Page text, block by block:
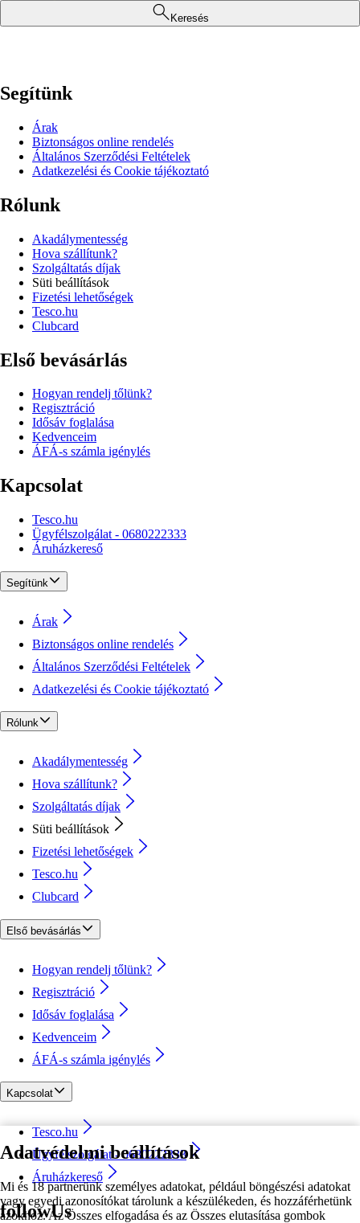
Adatvédelmi beállítások
Mi és 18 partnerünk személyes adatokat, például böngészési adatokat
vagy egyedi azonosítókat tárolunk a készülékeden, és hozzáférhetünk
azokhoz. Az Összes elfogadása és az Összes elutasítása gombok
Keresés
Segítünk
Árak
Biztonságos online rendelés
Általános Szerződési Feltételek
Adatkezelési és Cookie tájékoztató
Rólunk
Akadálymentesség
Hova szállítunk?
Szolgáltatás díjak
Süti beállítások
Fizetési lehetőségek
Tesco.hu
Clubcard
Első bevásárlás
Hogyan rendelj tőlünk?
Regisztráció
Idősáv foglalása
Kedvenceim
ÁFÁ-s számla igénylés
Kapcsolat
Tesco.hu
Ügyfélszolgálat - 0680222333
Áruházkereső
Segítünk
Árak
Biztonságos online rendelés
Általános Szerződési Feltételek
Adatkezelési és Cookie tájékoztató
Rólunk
Akadálymentesség
Hova szállítunk?
Szolgáltatás díjak
Süti beállítások
Fizetési lehetőségek
Tesco.hu
Clubcard
Első bevásárlás
Hogyan rendelj tőlünk?
Regisztráció
Idősáv foglalása
Kedvenceim
ÁFÁ-s számla igénylés
Kapcsolat
Tesco.hu
Ügyfélszolgálat - 0680222333
Áruházkereső
followUs